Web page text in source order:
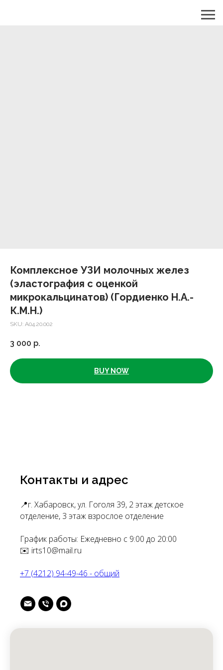
Комплексное УЗИ молочных желез
(эластография с оценкой
микрокальцинатов) (Гордиенко Н.А.-
К.М.Н.)
SKU: А04.20.002
3 000 р.
BUY NOW
Контакты и адрес
📍г. Хабаровск, ул. Гоголя 39, 2 этаж детское
отделение, 3 этаж взрослое отделение
График работы: Ежедневно с 9:00 до 20:00
✉️ irts10@mail.ru
+7 (4212) 94-49-46 - общий